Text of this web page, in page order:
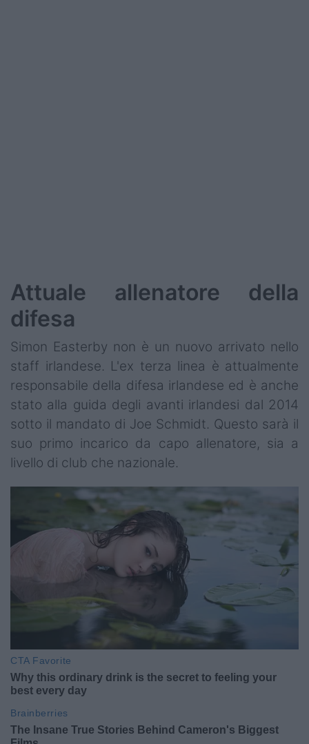
Attuale allenatore della
difesa
Simon Easterby non è un nuovo arrivato nello
staff irlandese. L'ex terza linea è attualmente
responsabile della difesa irlandese ed è anche
stato alla guida degli avanti irlandesi dal 2014
sotto il mandato di Joe Schmidt. Questo sarà il
suo primo incarico da capo allenatore, sia a
livello di club che nazionale.